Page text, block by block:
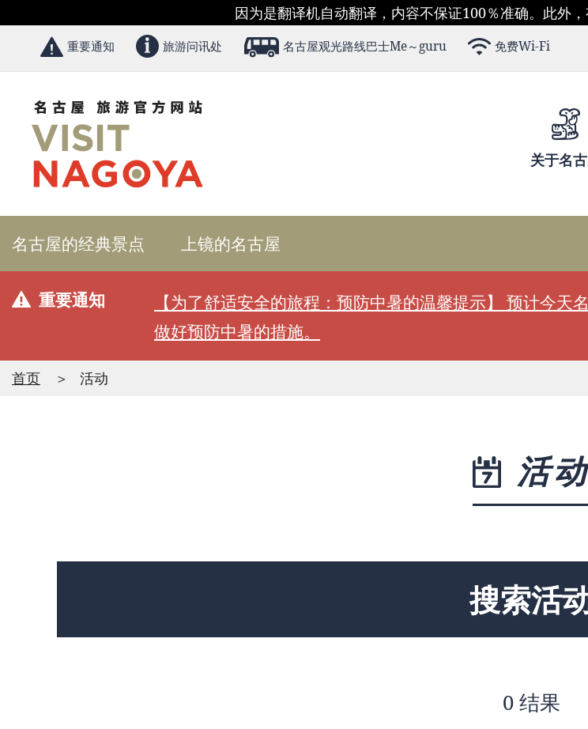
因为是翻译机自动翻译，内容不保证100％准确。此外
重要通知 旅游问讯处 名古屋观光路线巴士Me～guru 免费Wi-Fi
关于名
名古屋的经典景点 上镜的名古屋
重要通知
【为了舒适安全的旅程：预防中暑的温馨提示】 预计今
做好预防中暑的措施。
首页 活动
活
搜索活
0 结果